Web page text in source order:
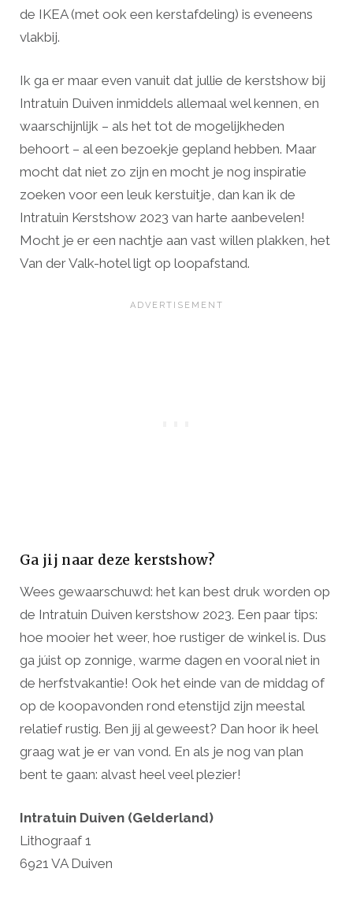
de IKEA (met ook een kerstafdeling) is eveneens
vlakbij.
Ik ga er maar even vanuit dat jullie de kerstshow bij
Intratuin Duiven inmiddels allemaal wel kennen, en
waarschijnlijk – als het tot de mogelijkheden
behoort – al een bezoekje gepland hebben. Maar
mocht dat niet zo zijn en mocht je nog inspiratie
zoeken voor een leuk kerstuitje, dan kan ik de
Intratuin Kerstshow 2023 van harte aanbevelen!
Mocht je er een nachtje aan vast willen plakken, het
Van der Valk-hotel ligt op loopafstand.
Ga jij naar deze kerstshow?
Wees gewaarschuwd: het kan best druk worden op
de Intratuin Duiven kerstshow 2023. Een paar tips:
hoe mooier het weer, hoe rustiger de winkel is. Dus
ga júist op zonnige, warme dagen en vooral niet in
de herfstvakantie! Ook het einde van de middag of
op de koopavonden rond etenstijd zijn meestal
relatief rustig. Ben jij al geweest? Dan hoor ik heel
graag wat je er van vond. En als je nog van plan
bent te gaan: alvast heel veel plezier!
Intratuin Duiven (Gelderland)
Lithograaf 1
6921 VA Duiven